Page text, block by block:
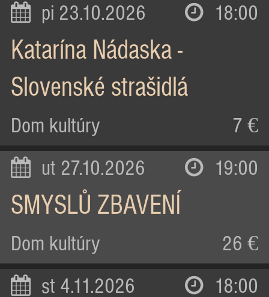
pi 23.10.2026 18:00
Katarína Nádaska -
Slovenské strašidlá
Dom kultúry 7 €
ut 27.10.2026 19:00
SMYSLŮ ZBAVENÍ
Dom kultúry 26 €
st 4.11.2026 18:00